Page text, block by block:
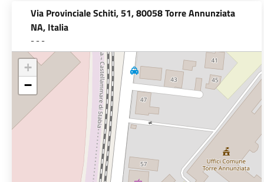
Via Provinciale Schiti, 51, 80058 Torre Annunziata
NA, Italia
- - -
+
−